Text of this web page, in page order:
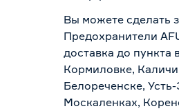
Вы можете сделать
Предохранители
доставка до пункта
Кормиловке,
Белореченске,
Москаленках,